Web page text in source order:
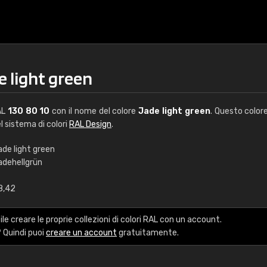
light green
130 80 10 con il nome del coloreJade light green. Questo
sistema di colori RAL Design.
light green
creare le proprie collezioni di colori RAL con un account.
puoi creare un account gratuitamente.
RAL K7 a base